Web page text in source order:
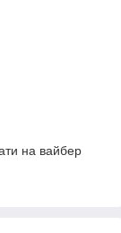
на вайбер